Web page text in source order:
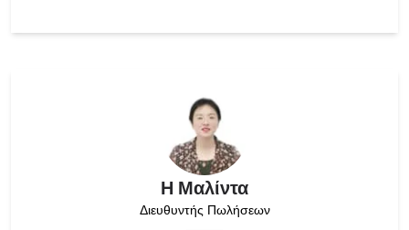
Η Μαλίντα
Διευθυντής Πωλήσεων